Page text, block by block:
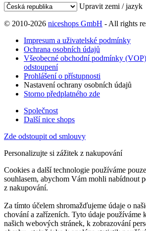
Upravit zemi / jazyk
© 2010-2026 niceshops GmbH - All rights
Impresum a uživatelské podmínky
Ochrana osobních údajů
Všeobecné obchodní podmínky
odstoupení
Prohlášení o přístupnosti
Nastavení ochrany osobních údajů
Storno předplatného zde
Společnost
Další nice shops
Zde odstoupit od smlouvy
Personalizujte si zážitek z nakupování
Cookies a další technologie používáme
souhlasem, abychom Vám mohli nabídnout
z nakupování.
Za tímto účelem shromažďujeme údaje o
chování a zařízeních. Tyto údaje používáme
našich webových stránek, k zobrazování